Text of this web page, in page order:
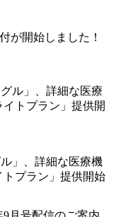
が開始しました！
」、詳細な医療機
プラン」提供開始